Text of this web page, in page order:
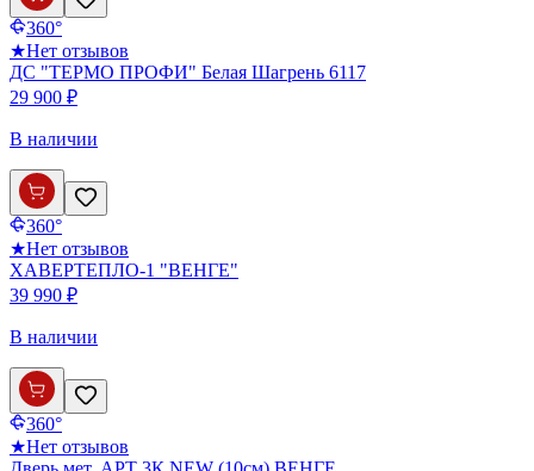
360°
★Нет отзывов
ДС "ТЕРМО ПРОФИ" Белая Шагрень 6117
29 900 ₽
В наличии
360°
★Нет отзывов
ХАВЕРТЕПЛО-1 "ВЕНГЕ"
39 990 ₽
В наличии
360°
★Нет отзывов